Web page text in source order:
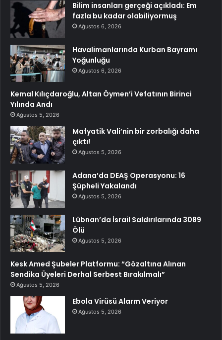
Bilim insanları gerçeği açıkladı: Em
fazla bu kadar olabiliyormuş
Ağustos 6, 2026
Havalimanlarında Kurban Bayramı
Yoğunluğu
Ağustos 6, 2026
Kemal Kılıçdaroğlu, Altan Öymen’i Vefatının Birinci
Yılında Andı
Ağustos 5, 2026
Mafyatik Vali’nin bir zorbalığı daha
çıktı!
Ağustos 5, 2026
Adana’da DEAŞ Operasyonu: 16
Şüpheli Yakalandı
Ağustos 5, 2026
Lübnan’da İsrail Saldırılarında 3089
Ölü
Ağustos 5, 2026
Kesk Amed Şubeler Platformu: “Gözaltına Alınan
Sendika Üyeleri Derhal Serbest Bırakılmalı”
Ağustos 5, 2026
Ebola Virüsü Alarm Veriyor
Ağustos 5, 2026